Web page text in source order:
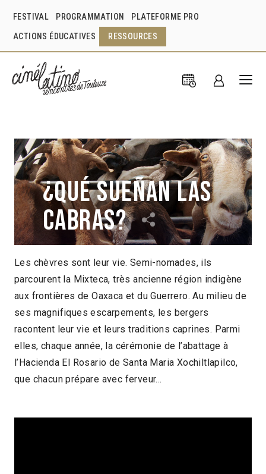
FESTIVAL PROGRAMMATION PLATEFORME PRO
ACTIONS ÉDUCATIVES RESSOURCES
¿Qué sueñan las
cabras?
Jorge Prior Mexique 2011
1h32
Les chèvres sont leur vie. Semi-nomades, ils
parcourent la Mixteca, très ancienne région indigène
aux frontières de Oaxaca et du Guerrero. Au milieu de
ses magnifiques escarpements, les bergers
racontent leur vie et leurs traditions caprines. Parmi
elles, chaque année, la cérémonie de l’abattage à
l’Hacienda El Rosario de Santa Maria Xochiltlapilco,
que chacun prépare avec ferveur…